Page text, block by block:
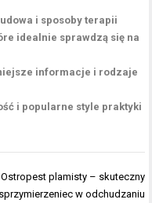
i sposoby terapii
idealnie sprawdzą się na
informacje i rodzaje
i popularne style praktyki
Ostropest plamisty – skuteczny
sprzymierzeniec w odchudzaniu